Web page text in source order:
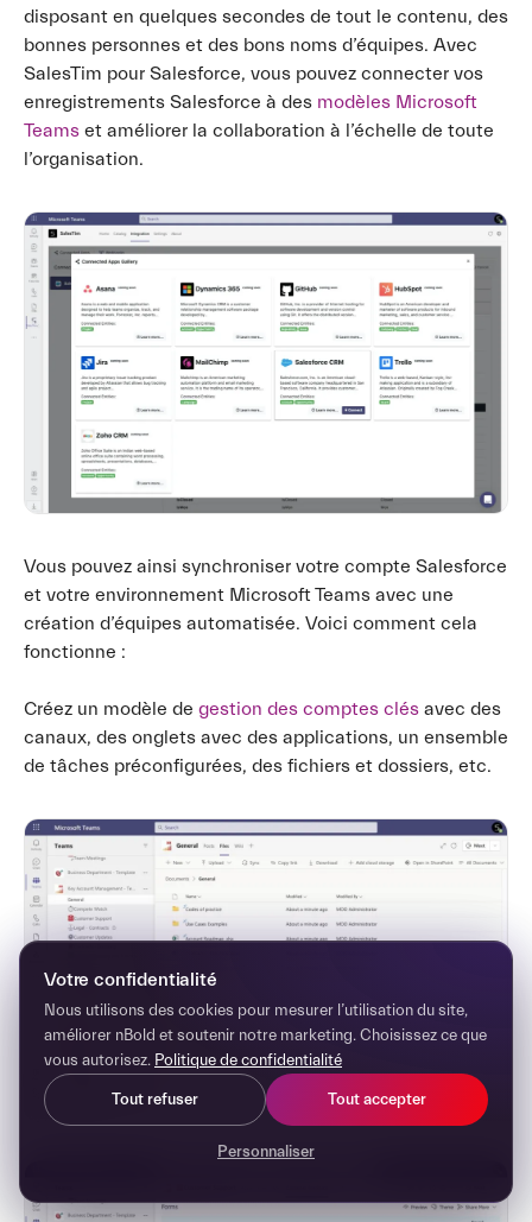
disposant en quelques secondes de tout le contenu, des
bonnes personnes et des bons noms d’équipes. Avec
SalesTim pour Salesforce, vous pouvez connecter vos
enregistrements Salesforce à des modèles Microsoft
Teams et améliorer la collaboration à l’échelle de toute
l’organisation.
Vous pouvez ainsi synchroniser votre compte Salesforce
et votre environnement Microsoft Teams avec une
création d’équipes automatisée. Voici comment cela
fonctionne :
Créez un modèle de gestion des comptes clés avec des
canaux, des onglets avec des applications, un ensemble
de tâches préconfigurées, des fichiers et dossiers, etc.
Votre confidentialité
Nous utilisons des cookies pour mesurer l’utilisation du site,
améliorer nBold et soutenir notre marketing. Choisissez ce que
vous autorisez. Politique de confidentialité
Tout refuser Tout accepter
Personnaliser